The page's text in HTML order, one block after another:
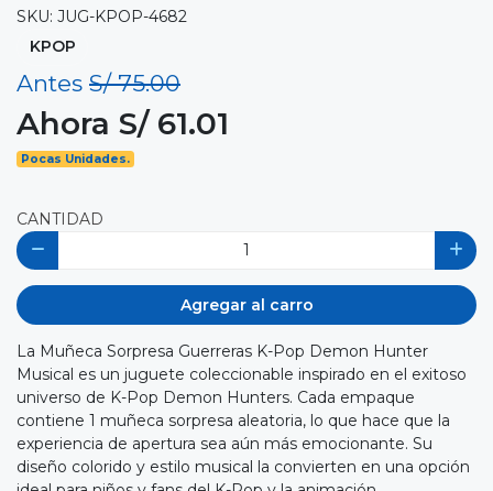
SKU: JUG-KPOP-4682
KPOP
Antes S/ 75.00
Ahora S/ 61.01
Pocas Unidades.
CANTIDAD
Agregar al carro
La Muñeca Sorpresa Guerreras K-Pop Demon Hunter
Musical es un juguete coleccionable inspirado en el exitoso
universo de K-Pop Demon Hunters. Cada empaque
contiene 1 muñeca sorpresa aleatoria, lo que hace que la
experiencia de apertura sea aún más emocionante. Su
diseño colorido y estilo musical la convierten en una opción